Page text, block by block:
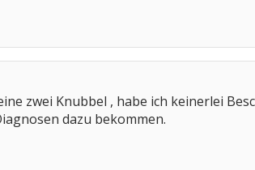
zwei Knubbel , habe ich keinerlei
dazu bekommen.